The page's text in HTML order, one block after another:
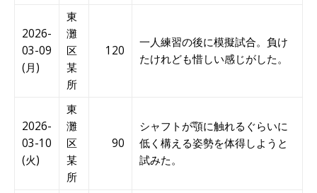
2026-
03-09
(月)
東
灘
区
某
所
120
一人練習の後に模擬試合。負け
たけれども惜しい感じがした。
2026-
03-10
(火)
東
灘
区
某
所
90
シャフトが顎に触れるぐらいに
低く構える姿勢を体得しようと
試みた。